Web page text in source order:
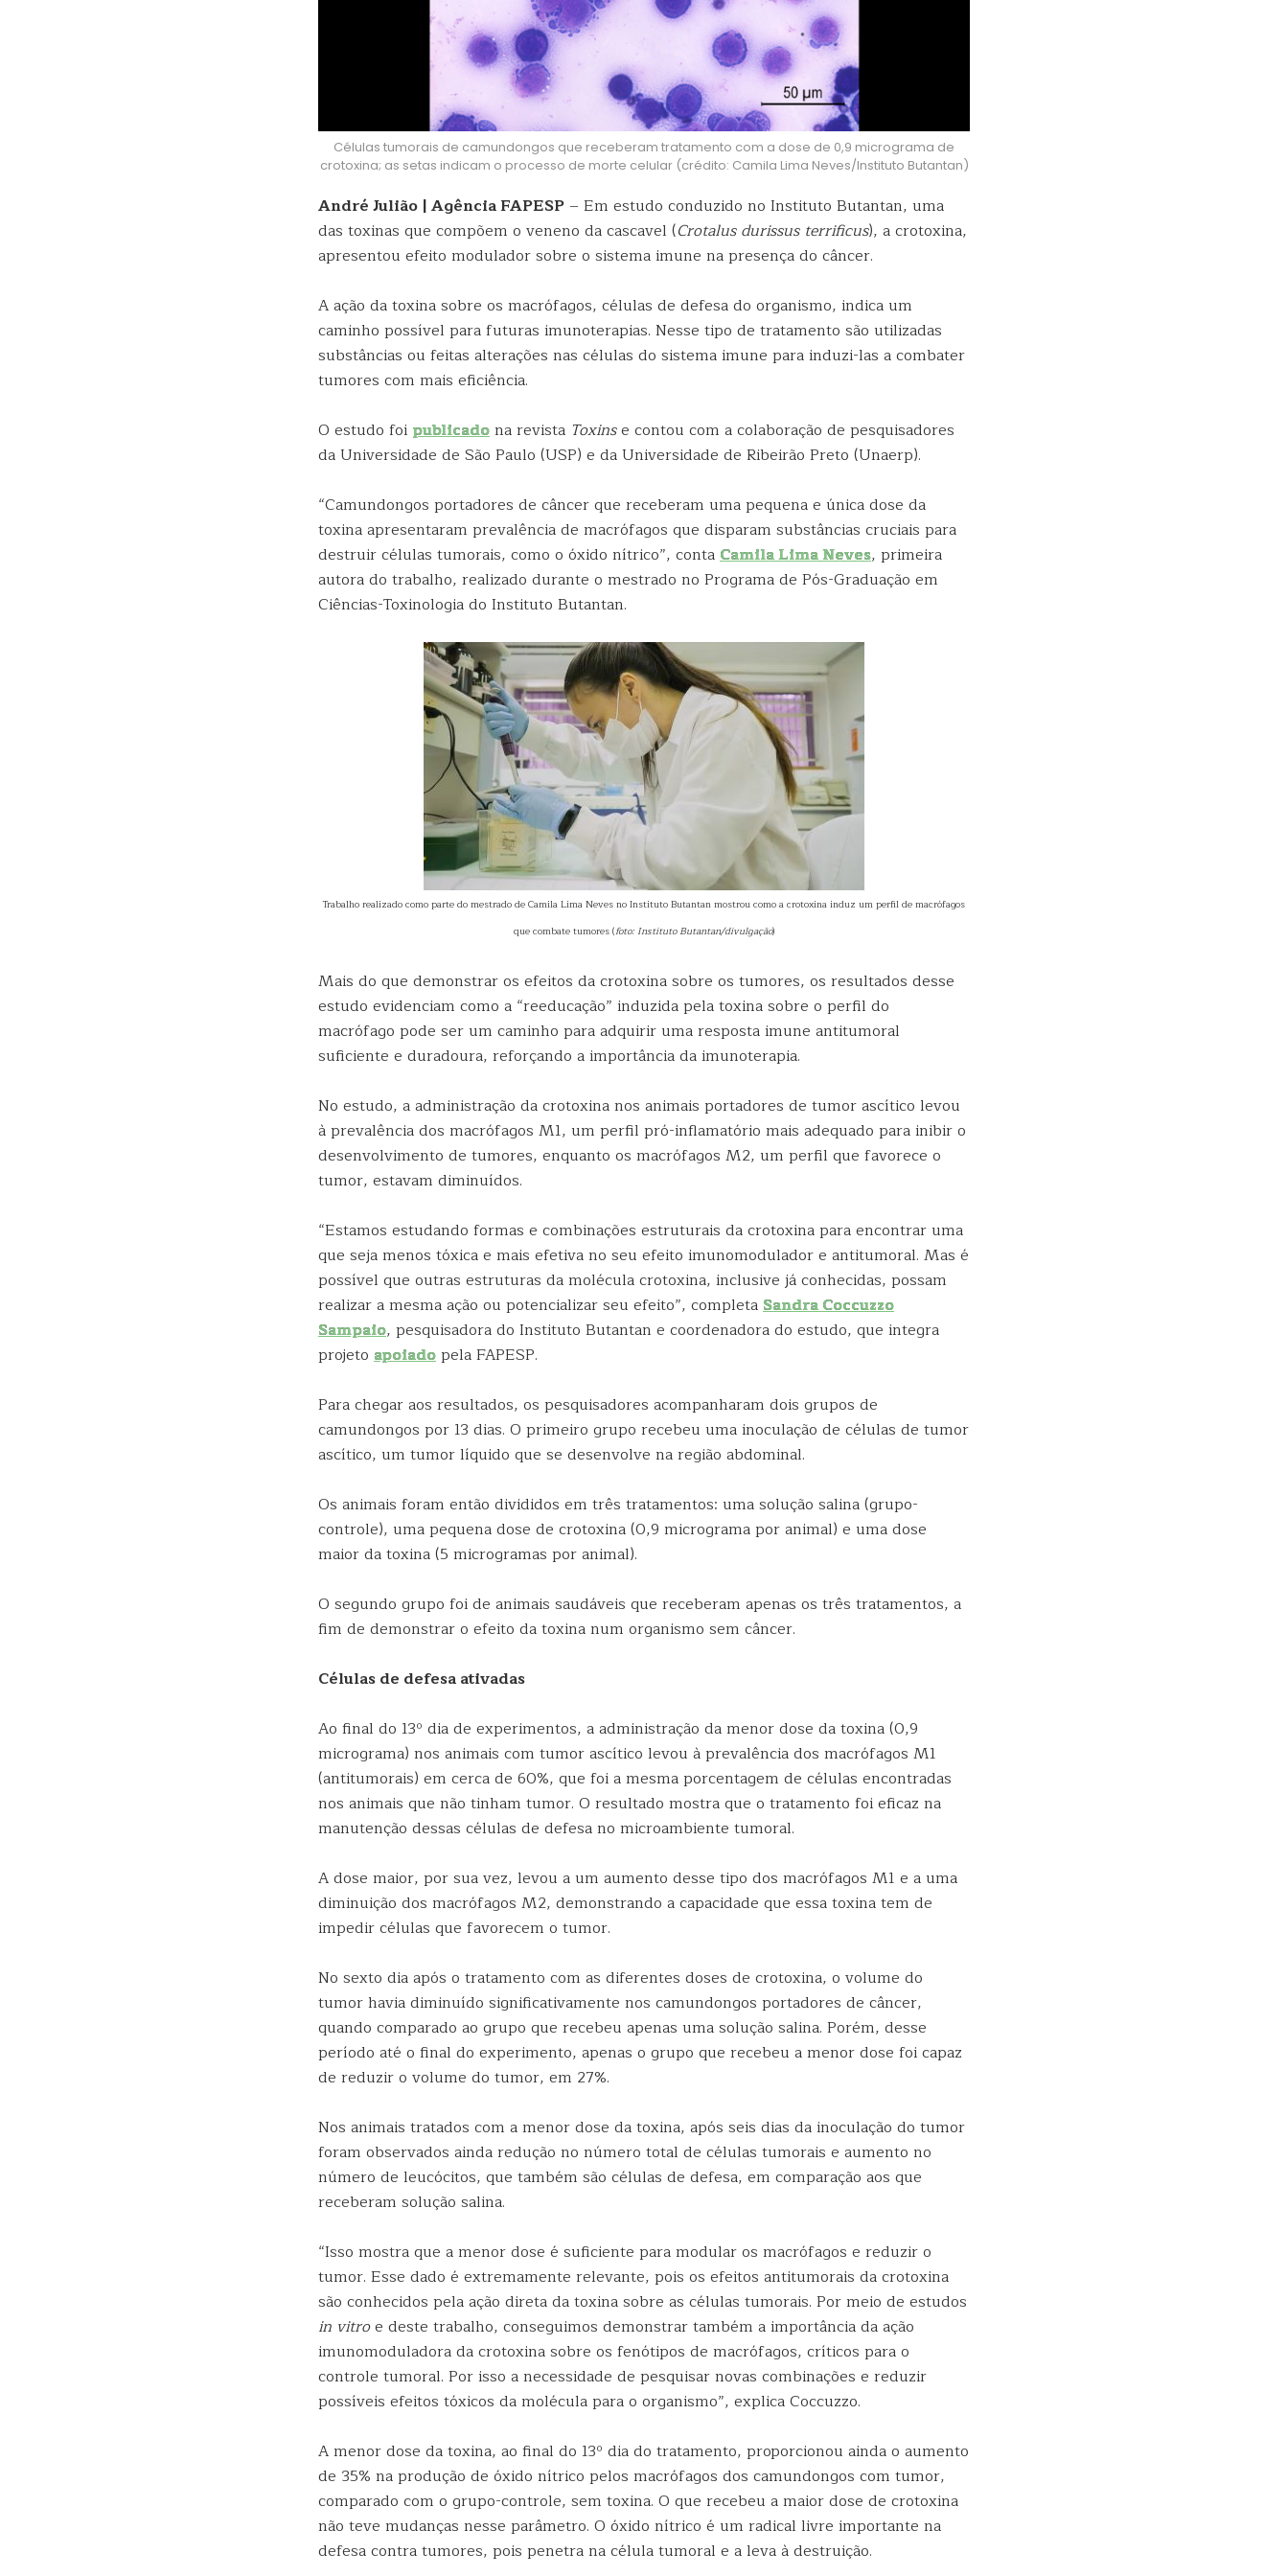
Células tumorais de camundongos que receberam tratamento com a dose de 0,9 micrograma de
crotoxina; as setas indicam o processo de morte celular (crédito: Camila Lima Neves/Instituto Butantan)
André Julião | Agência FAPESP – Em estudo conduzido no Instituto Butantan, uma
das toxinas que compõem o veneno da cascavel (Crotalus durissus terrificus), a crotoxina,
apresentou efeito modulador sobre o sistema imune na presença do câncer.
A ação da toxina sobre os macrófagos, células de defesa do organismo, indica um
caminho possível para futuras imunoterapias. Nesse tipo de tratamento são utilizadas
substâncias ou feitas alterações nas células do sistema imune para induzi-las a combater
tumores com mais eficiência.
O estudo foi publicadona revista Toxinse contou com a colaboração de pesquisadores
da Universidade de São Paulo (USP) e da Universidade de Ribeirão Preto (Unaerp).
“Camundongos portadores de câncer que receberam uma pequena e única dose da
toxina apresentaram prevalência de macrófagos que disparam substâncias cruciais para
destruir células tumorais, como o óxido nítrico”, contaCamila Lima Neves, primeira
autora do trabalho, realizado durante o mestrado no Programa de Pós-Graduação em
Ciências-Toxinologia do Instituto Butantan.
Trabalho realizado como parte do mestrado de Camila Lima Neves no Instituto Butantan mostrou como a crotoxina induz um perfil de macrófagos
que combate tumores (foto: Instituto Butantan/divulgação)
Mais do que demonstrar os efeitos da crotoxina sobre os tumores, os resultados desse
estudo evidenciam como a “reeducação” induzida pela toxina sobre o perfil do
macrófago pode ser um caminho para adquirir uma resposta imune antitumoral
suficiente e duradoura, reforçando a importância da imunoterapia.
No estudo, a administração da crotoxina nos animais portadores de tumor ascítico levou
à prevalência dos macrófagos M1, um perfil pró-inflamatório mais adequado para inibir o
desenvolvimento de tumores, enquanto os macrófagos M2, um perfil que favorece o
tumor, estavam diminuídos.
“Estamos estudando formas e combinações estruturais da crotoxina para encontrar uma
que seja menos tóxica e mais efetiva no seu efeito imunomodulador e antitumoral. Mas é
possível que outras estruturas da molécula crotoxina, inclusive já conhecidas, possam
realizar a mesma ação ou potencializar seu efeito”, completaSandra Coccuzzo
Sampaio, pesquisadora do Instituto Butantan e coordenadora do estudo, que integra
projeto apoiadopela FAPESP.
Para chegar aos resultados, os pesquisadores acompanharam dois grupos de
camundongos por 13 dias. O primeiro grupo recebeu uma inoculação de células de tumor
ascítico, um tumor líquido que se desenvolve na região abdominal.
Os animais foram então divididos em três tratamentos: uma solução salina (grupo-
controle), uma pequena dose de crotoxina (0,9 micrograma por animal) e uma dose
maior da toxina (5 microgramas por animal).
O segundo grupo foi de animais saudáveis que receberam apenas os três tratamentos, a
fim de demonstrar o efeito da toxina num organismo sem câncer.
Células de defesa ativadas
Ao final do 13º dia de experimentos, a administração da menor dose da toxina (0,9
micrograma) nos animais com tumor ascítico levou à prevalência dos macrófagos M1
(antitumorais) em cerca de 60%, que foi a mesma porcentagem de células encontradas
nos animais que não tinham tumor. O resultado mostra que o tratamento foi eficaz na
manutenção dessas células de defesa no microambiente tumoral.
A dose maior, por sua vez, levou a um aumento desse tipo dos macrófagos M1 e a uma
diminuição dos macrófagos M2, demonstrando a capacidade que essa toxina tem de
impedir células que favorecem o tumor.
No sexto dia após o tratamento com as diferentes doses de crotoxina, o volume do
tumor havia diminuído significativamente nos camundongos portadores de câncer,
quando comparado ao grupo que recebeu apenas uma solução salina. Porém, desse
período até o final do experimento, apenas o grupo que recebeu a menor dose foi capaz
de reduzir o volume do tumor, em 27%.
Nos animais tratados com a menor dose da toxina, após seis dias da inoculação do tumor
foram observados ainda redução no número total de células tumorais e aumento no
número de leucócitos, que também são células de defesa, em comparação aos que
receberam solução salina.
“Isso mostra que a menor dose é suficiente para modular os macrófagos e reduzir o
tumor. Esse dado é extremamente relevante, pois os efeitos antitumorais da crotoxina
são conhecidos pela ação direta da toxina sobre as células tumorais. Por meio de estudos
in vitroe deste trabalho, conseguimos demonstrar também a importância da ação
imunomoduladora da crotoxina sobre os fenótipos de macrófagos, críticos para o
controle tumoral. Por isso a necessidade de pesquisar novas combinações e reduzir
possíveis efeitos tóxicos da molécula para o organismo”, explica Coccuzzo.
A menor dose da toxina, ao final do 13º dia do tratamento, proporcionou ainda o aumento
de 35% na produção de óxido nítrico pelos macrófagos dos camundongos com tumor,
comparado com o grupo-controle, sem toxina. O que recebeu a maior dose de crotoxina
não teve mudanças nesse parâmetro. O óxido nítrico é um radical livre importante na
defesa contra tumores, pois penetra na célula tumoral e a leva à destruição.